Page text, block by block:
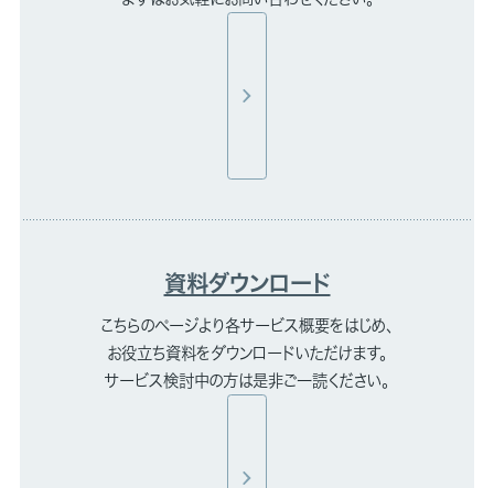
資料ダウンロード
こちらのページより各サービス概要をはじめ、
お役立ち資料をダウンロードいただけます。
サービス検討中の方は是非ご一読ください。